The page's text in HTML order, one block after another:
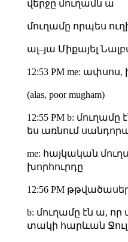
վերջը մուղամն ա
մուղամը որպես
ալ–յա Միքայել
12:53 PM me:
(alas, poor mugham)
12:55 PM b:
ես առնում
me: հայկական
խորհուրդը
12:56 PM
b: մուղամը էն ա,
տակի հարևան